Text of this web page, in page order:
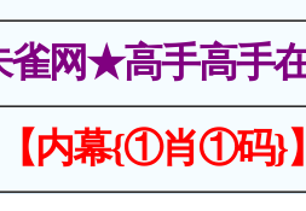
雀网★高手高手
内幕{①肖①码}